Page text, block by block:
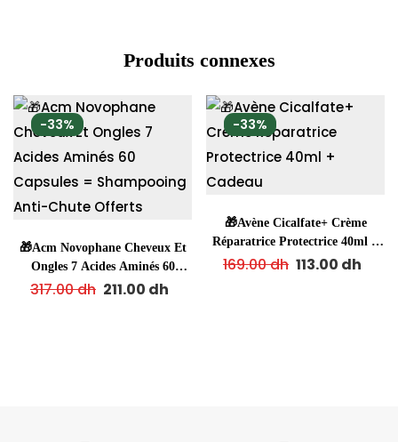
Produits connexes
-33%
🎁Acm Novophane Cheveux Et
Ongles 7 Acides Aminés 60
Capsules = Shampooing Anti-
317.00dh 211.00 dh
-33%
🎁Avène Cicalfate+ Crème
Réparatrice Protectrice 40ml +
Cadeau
169.00dh 113.00 dh